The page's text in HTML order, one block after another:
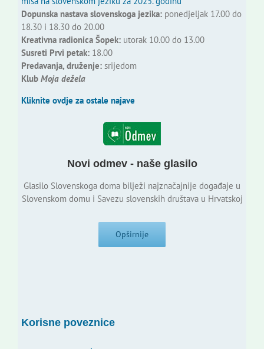
Dopunska nastava slovenskoga jezika:ponedjeljak 17.00 do
18.30 i 18.30 do 20.00
Kreativna radionica Šopek:utorak 10.00 do 13.00
Susreti Prvi petak:18.00
Predavanja, druženje:srijedom
Klub Moja dežela
Kliknite ovdje za ostale najave
Novi odmev - naše glasilo
Glasilo Slovenskoga doma bilježi najznačajnije događaje u
Slovenskom domu i Savezu slovenskih društava u Hrvatskoj
Opširnije
Korisne poveznice